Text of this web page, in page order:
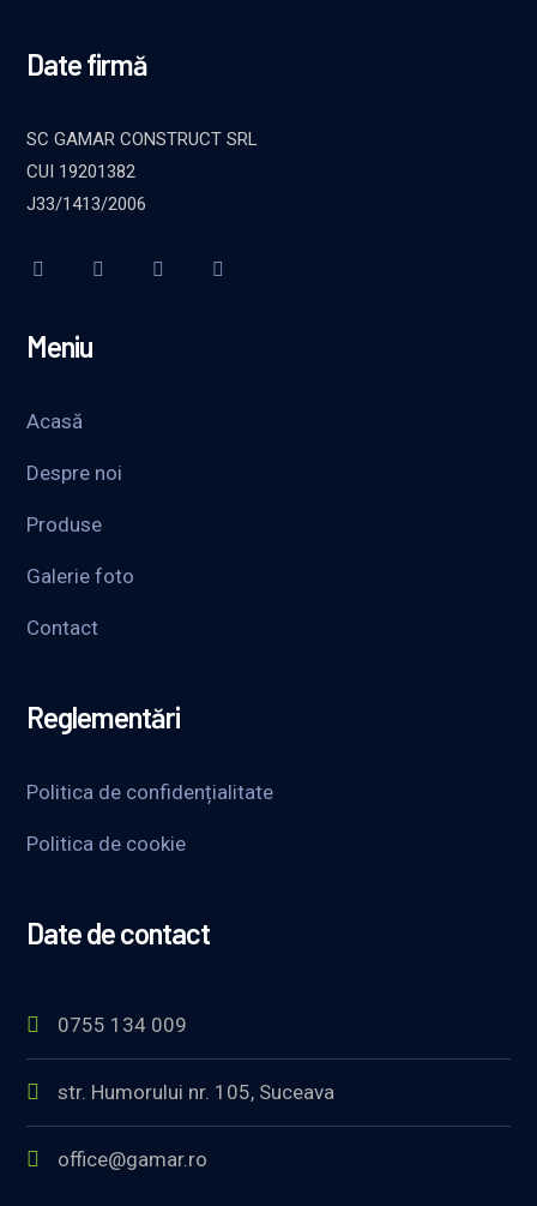
Date firmă
SC GAMAR CONSTRUCT SRL
CUI 19201382
J33/1413/2006
Meniu
Acasă
Despre noi
Produse
Galerie foto
Contact
Reglementări
Politica de confidențialitate
Politica de cookie
Date de contact
0755 134 009
str. Humorului nr. 105, Suceava
office@gamar.ro